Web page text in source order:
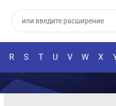
R S T U V W X